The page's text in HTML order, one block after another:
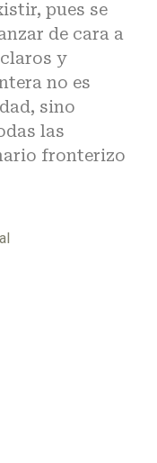
pues se
de cara a
y
no es
sino
las
fronterizo